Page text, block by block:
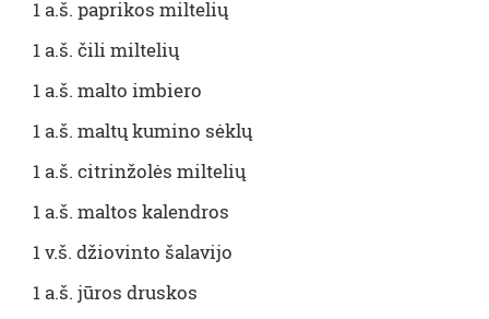
1 a.š. paprikos miltelių
1 a.š. čili miltelių
1 a.š. malto imbiero
1 a.š. maltų kumino sėklų
1 a.š. citrinžolės miltelių
1 a.š. maltos kalendros
1 v.š. džiovinto šalavijo
1 a.š. jūros druskos